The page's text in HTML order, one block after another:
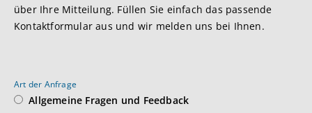
über Ihre Mitteilung. Füllen Sie einfach das passende
Kontaktformular aus und wir melden uns bei Ihnen.
Art der Anfrage
Allgemeine Fragen und Feedback